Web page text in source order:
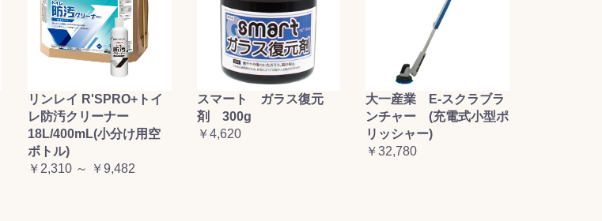
リンレイ R'SPRO+トイ
レ防汚クリーナー
18L/400mL(小分け用空
ボトル)
￥2,310 ～ ￥9,482
スマート ガラス復元
剤 300g
￥4,620
大一産業 E-スクラブラ
ンチャー (充電式小型ポ
リッシャー)
￥32,780